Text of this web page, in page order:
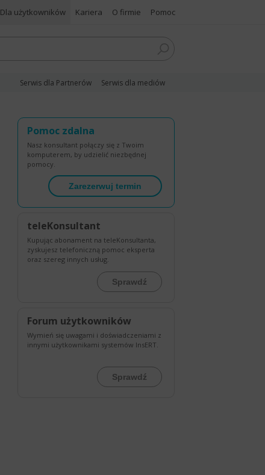
Dla użytkowników Kariera O firmie Pomoc
Serwis dla Partnerów Serwis dla mediów
Pomoc zdalna
Nasz konsultant połączy się z Twoim
komputerem, by udzielić niezbędnej
pomocy.
Zarezerwuj termin
teleKonsultant
Kupując abonament na teleKonsultanta,
zyskujesz telefoniczną pomoc eksperta
oraz szereg innych usług.
Sprawdź
Forum użytkowników
Wymień się uwagami i doświadczeniami z
innymi użytkownikami systemów InsERT.
Sprawdź